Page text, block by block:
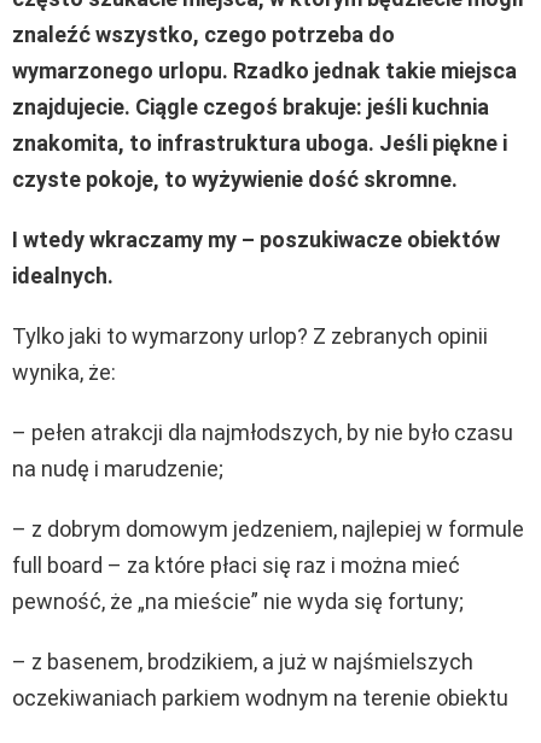
znaleźć wszystko, czego potrzeba do
wymarzonego urlopu. Rzadko jednak takie miejsca
znajdujecie. Ciągle czegoś brakuje: jeśli kuchnia
znakomita, to infrastruktura uboga. Jeśli piękne i
czyste pokoje, to wyżywienie dość skromne.
I wtedy wkraczamy my – poszukiwacze obiektów
idealnych.
Tylko jaki to wymarzony urlop? Z zebranych opinii
wynika, że:
– pełen atrakcji dla najmłodszych, by nie było czasu
na nudę i marudzenie;
– z dobrym domowym jedzeniem, najlepiej w formule
full board – za które płaci się raz i można mieć
pewność, że „na mieście” nie wyda się fortuny;
– z basenem, brodzikiem, a już w najśmielszych
oczekiwaniach parkiem wodnym na terenie obiektu